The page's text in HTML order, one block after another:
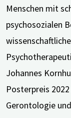
Menschen mit
psychosozialen
Johannes
Posterpreis
Gerontologie